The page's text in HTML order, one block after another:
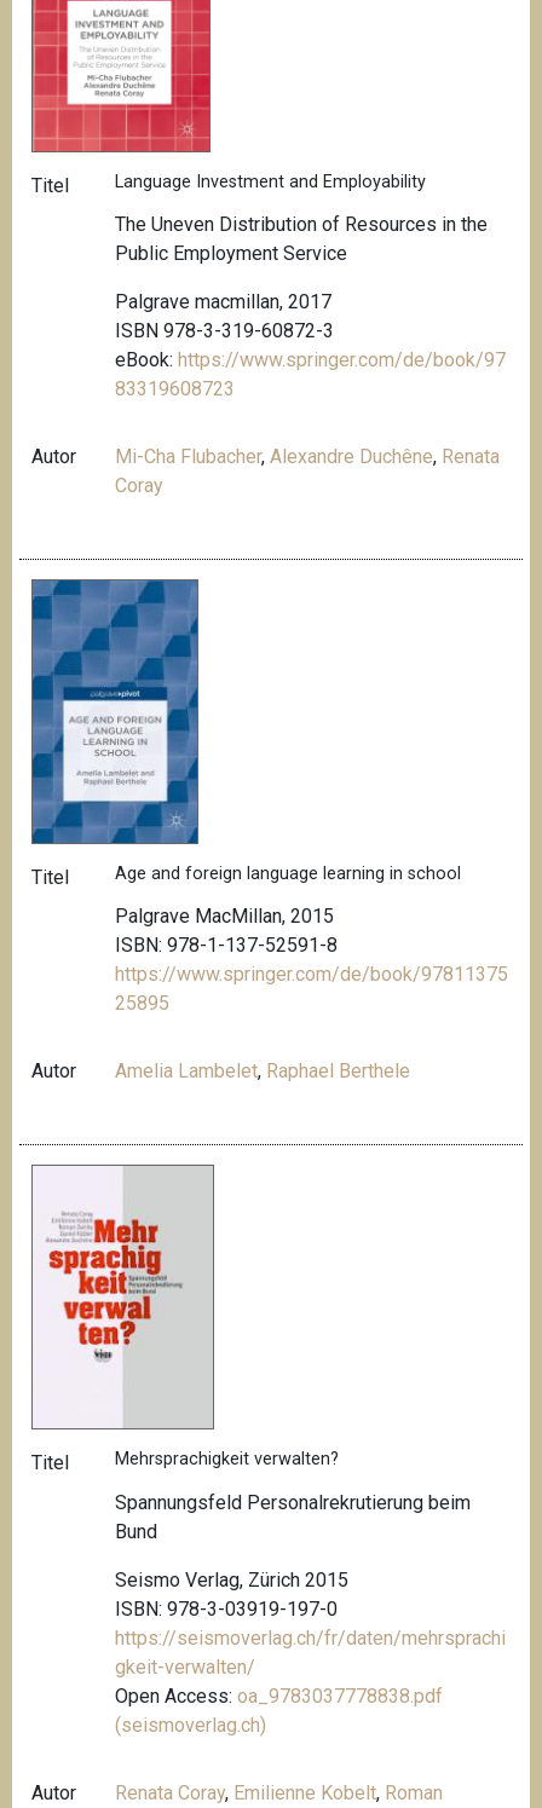
Titel Language Investment and Employability
The Uneven Distribution of Resources in the
Public Employment Service
Palgrave macmillan, 2017
ISBN 978-3-319-60872-3
eBook:https://www.springer.com/de/book/97
83319608723
Autor Mi-Cha Flubacher,Alexandre Duchêne, Renata
Coray
Titel Age and foreign language learning in school
Palgrave MacMillan, 2015
ISBN: 978-1-137-52591-8
https://www.springer.com/de/book/97811375
25895
Autor Amelia Lambelet, Raphael Berthele
Titel Mehrsprachigkeit verwalten?
Spannungsfeld Personalrekrutierung beim
Bund
Seismo Verlag, Zürich 2015
ISBN: 978-3-03919-197-0
https://seismoverlag.ch/fr/daten/mehrsprachi
gkeit-verwalten/
Open Access:oa_9783037778838.pdf
(seismoverlag.ch)
Autor Renata Coray, Emilienne Kobelt, Roman